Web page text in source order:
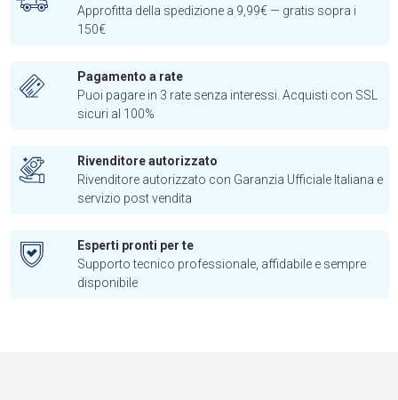
Approfitta della spedizione a 9,99€ — gratis sopra i
150€
Pagamento a rate
Puoi pagare in 3 rate senza interessi. Acquisti con SSL
sicuri al 100%
Rivenditore autorizzato
Rivenditore autorizzato con Garanzia Ufficiale Italiana e
servizio post vendita
Esperti pronti per te
Supporto tecnico professionale, affidabile e sempre
disponibile